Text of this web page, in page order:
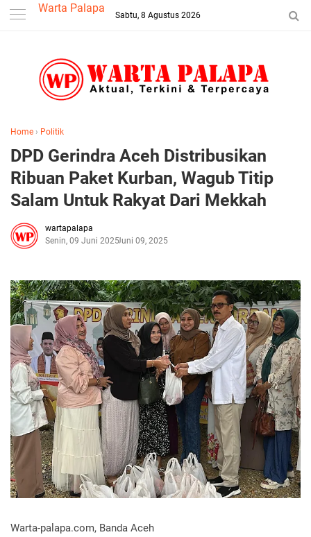
--> Warta Palapa
Sabtu, 8 Agustus 2026
Home › Politik
DPD Gerindra Aceh Distribusikan
Ribuan Paket Kurban, Wagub Titip
Salam Untuk Rakyat Dari Mekkah
wartapalapa
Senin, 09 Juni 2025Juni 09, 2025
Warta-palapa.com, Banda Aceh